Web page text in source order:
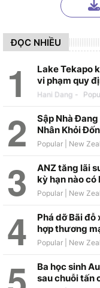
ĐỌC NHIỀU
Lake Tekapo
vi phạm quy
Hani Dang -
Sập Nhà
Nhân Khỏi
ANZ tăng lãi
kỳ hạn nào có
Phá dỡ Bãi
hợp thương
Ba học sinh
sau chuỗi tấn